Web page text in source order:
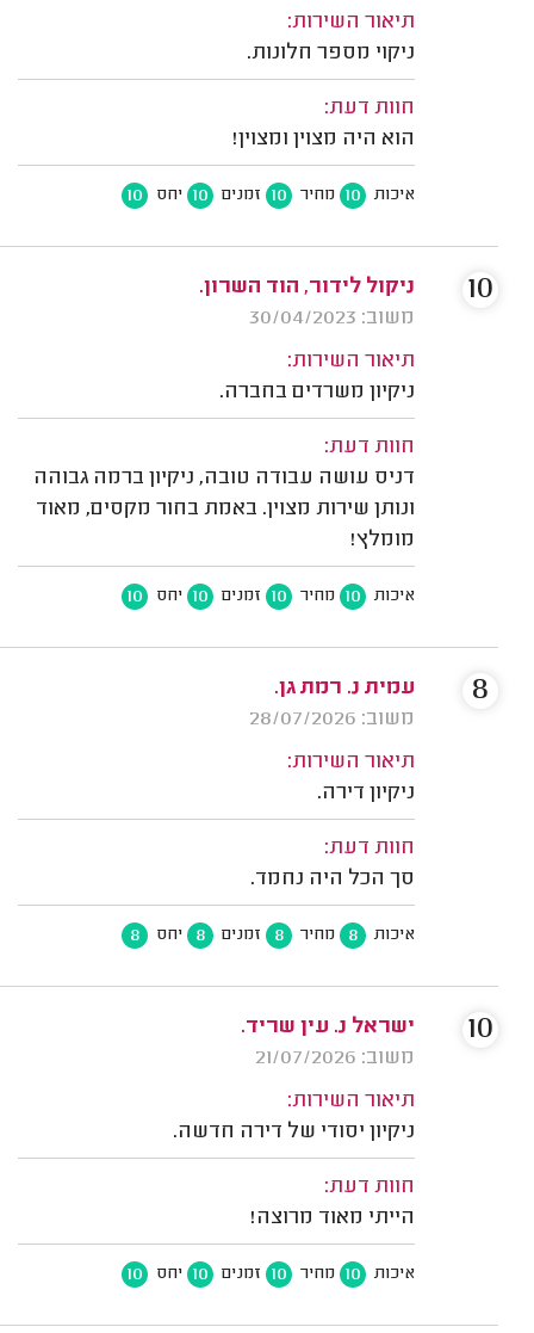
תיאור השירות:
ניקוי מספר חלונות.
חוות דעת:
הוא היה מצוין ומצוין!
איכות 10 מחיר 10 זמנים 10 יחס 10
ניקול לידור, הוד השרון.
משוב: 30/04/2023
תיאור השירות:
ניקיון משרדים בחברה.
חוות דעת:
דניס עושה עבודה טובה, ניקיון ברמה גבוהה
ונותן שירות מצוין. באמת בחור מקסים, מאוד
מומלץ!
איכות 10 מחיר 10 זמנים 10 יחס 10
10
עמית נ. רמת גן.
משוב: 28/07/2026
תיאור השירות:
ניקיון דירה.
חוות דעת:
סך הכל היה נחמד.
איכות 8 מחיר 8 זמנים 8 יחס 8
8
ישראל נ. עין שריד.
משוב: 21/07/2026
תיאור השירות:
ניקיון יסודי של דירה חדשה.
חוות דעת:
הייתי מאוד מרוצה!
איכות 10 מחיר 10 זמנים 10 יחס 10
10